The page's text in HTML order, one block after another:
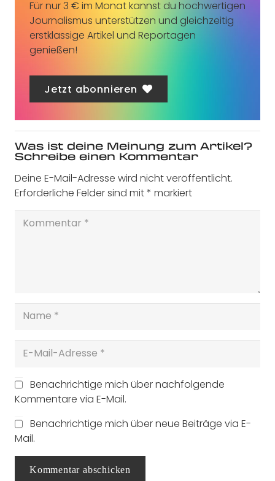
Für nur 3 € im Monat kannst du hochwertigen
Journalismus unterstützen und gleichzeitig
erstklassige Artikel und Reportagen
genießen!
Jetzt abonnieren
Was ist deine Meinung zum Artikel?
Schreibe einen Kommentar
Deine E-Mail-Adresse wird nicht veröffentlicht.
Erforderliche Felder sind mit* markiert
Benachrichtige mich über nachfolgende
Kommentare via E-Mail.
Benachrichtige mich über neue Beiträge via E-
Mail.
Kommentar abschicken